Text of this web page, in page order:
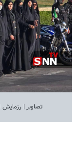
تصاویر | رزمایش